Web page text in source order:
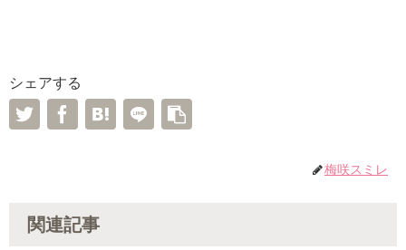
シェアする
梅咲スミレ
関連記事